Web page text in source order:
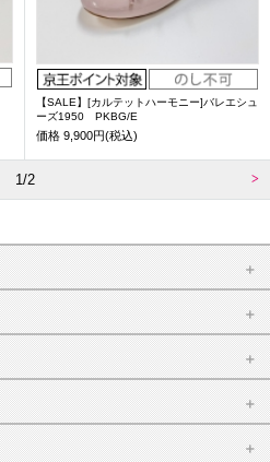
【SALE】[カルテットハーモニー]バレエシュ
ーズ1950 PKBG/E
価格 9,900円(税込)
1/2